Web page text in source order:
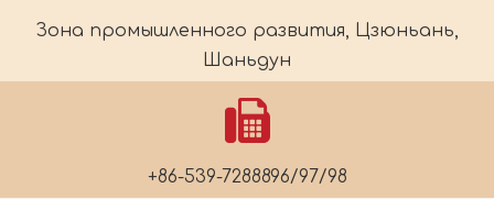
Зона промышленного развития, Цзюньань,
Шаньдун
+86-539-7288896/97/98